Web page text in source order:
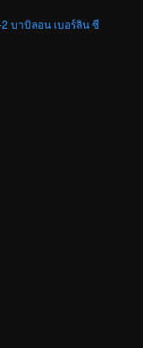
2 บาบิลอน เบอร์ลิน ซี